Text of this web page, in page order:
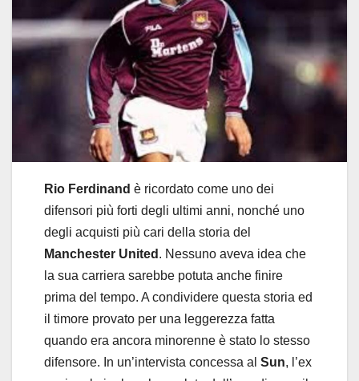
Rio Ferdinand è ricordato come uno dei
difensori più forti degli ultimi anni, nonché uno
degli acquisti più cari della storia del
Manchester United . Nessuno aveva idea che
la sua carriera sarebbe potuta anche finire
prima del tempo. A condividere questa storia ed
il timore provato per una leggerezza fatta
quando era ancora minorenne è stato lo stesso
difensore. In un’intervista concessa al Sun, l’ex